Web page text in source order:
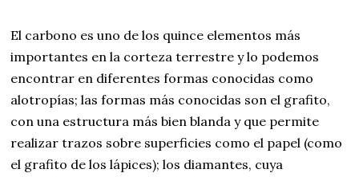
El carbono es uno de los quince elementos más
importantes en la corteza terrestre y lo podemos
encontrar en diferentes formas conocidas como
alotropías; las formas más conocidas son el grafito,
con una estructura más bien blanda y que permite
realizar trazos sobre superficies como el papel (como
el grafito de los lápices); los diamantes, cuya